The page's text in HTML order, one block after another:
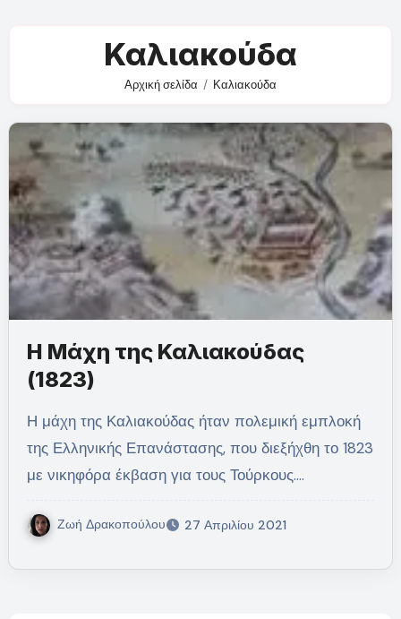
Καλιακούδα
Αρχική σελίδα Καλιακούδα
Η Μάχη της Καλιακούδας
(1823)
Η μάχη της Καλιακούδας ήταν πολεμική εμπλοκή
της Ελληνικής Επανάστασης, που διεξήχθη το 1823
με νικηφόρα έκβαση για τους Τούρκους.…
Ζωή Δρακοπούλου 27 Απριλίου 2021